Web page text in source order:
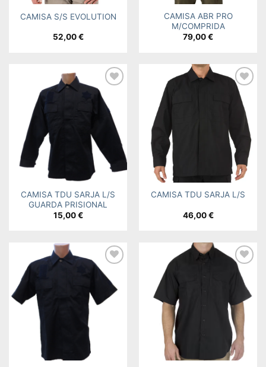
CAMISA S/S EVOLUTION
52,00€
CAMISA ABR PRO
M/COMPRIDA
79,00€
Add to
wishlist
CAMISA TDU SARJA L/S
GUARDA PRISIONAL
15,00€
Add to
wishlist
CAMISA TDU SARJA L/S
46,00€
Add to
wishlist
Add to
wishlist